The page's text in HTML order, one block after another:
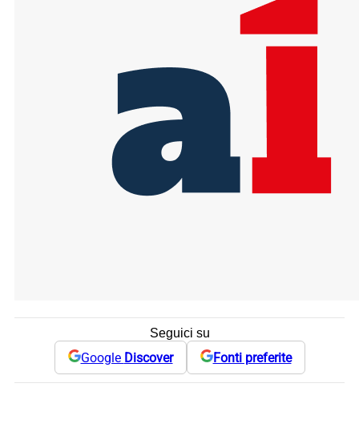
Seguici su
Google Discover Fonti preferite